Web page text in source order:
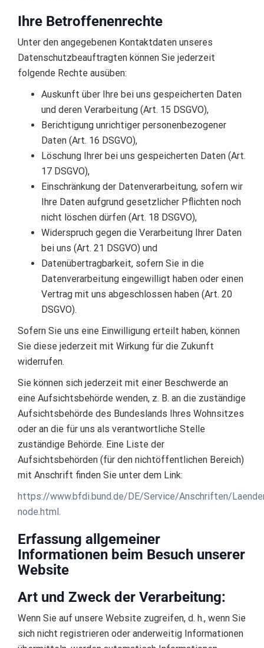
Ihre Betroffenenrechte
Unter den angegebenen Kontaktdaten unseres
Datenschutzbeauftragten können Sie jederzeit
folgende Rechte ausüben:
Auskunft über Ihre bei uns gespeicherten Daten
und deren Verarbeitung (Art. 15 DSGVO),
Berichtigung unrichtiger personenbezogener
Daten (Art. 16 DSGVO),
Löschung Ihrer bei uns gespeicherten Daten (Art.
17 DSGVO),
Einschränkung der Datenverarbeitung, sofern wir
Ihre Daten aufgrund gesetzlicher Pflichten noch
nicht löschen dürfen (Art. 18 DSGVO),
Widerspruch gegen die Verarbeitung Ihrer Daten
bei uns (Art. 21 DSGVO) und
Datenübertragbarkeit, sofern Sie in die
Datenverarbeitung eingewilligt haben oder einen
Vertrag mit uns abgeschlossen haben (Art. 20
DSGVO).
Sofern Sie uns eine Einwilligung erteilt haben, können
Sie diese jederzeit mit Wirkung für die Zukunft
widerrufen.
Sie können sich jederzeit mit einer Beschwerde an
eine Aufsichtsbehörde wenden, z. B. an die zuständige
Aufsichtsbehörde des Bundeslands Ihres Wohnsitzes
oder an die für uns als verantwortliche Stelle
zuständige Behörde. Eine Liste der
Aufsichtsbehörden (für den nichtöffentlichen Bereich)
mit Anschrift finden Sie unter dem Link:
https://www.bfdi.bund.de/DE/Service/Anschriften/
node.html.
Erfassung allgemeiner
Informationen beim Besuch unserer
Website
Art und Zweck der Verarbeitung:
Wenn Sie auf unsere Website zugreifen, d. h., wenn Sie
sich nicht registrieren oder anderweitig Informationen